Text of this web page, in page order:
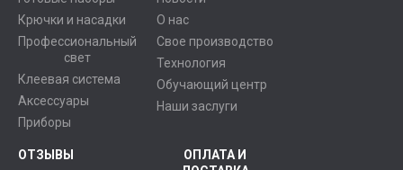
Крючки и насадки
Профессиональный
свет
Клеевая система
Аксессуары
Приборы
О нас
Свое производство
Технология
Обучающий центр
Наши заслуги
ОТЗЫВЫ
ОПЛАТА И